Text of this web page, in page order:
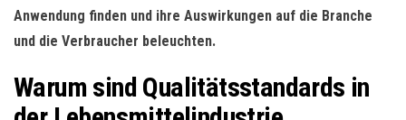
Anwendung finden und ihre Auswirkungen auf die Branche
und die Verbraucher beleuchten.
Warum sind Qualitätsstandards in